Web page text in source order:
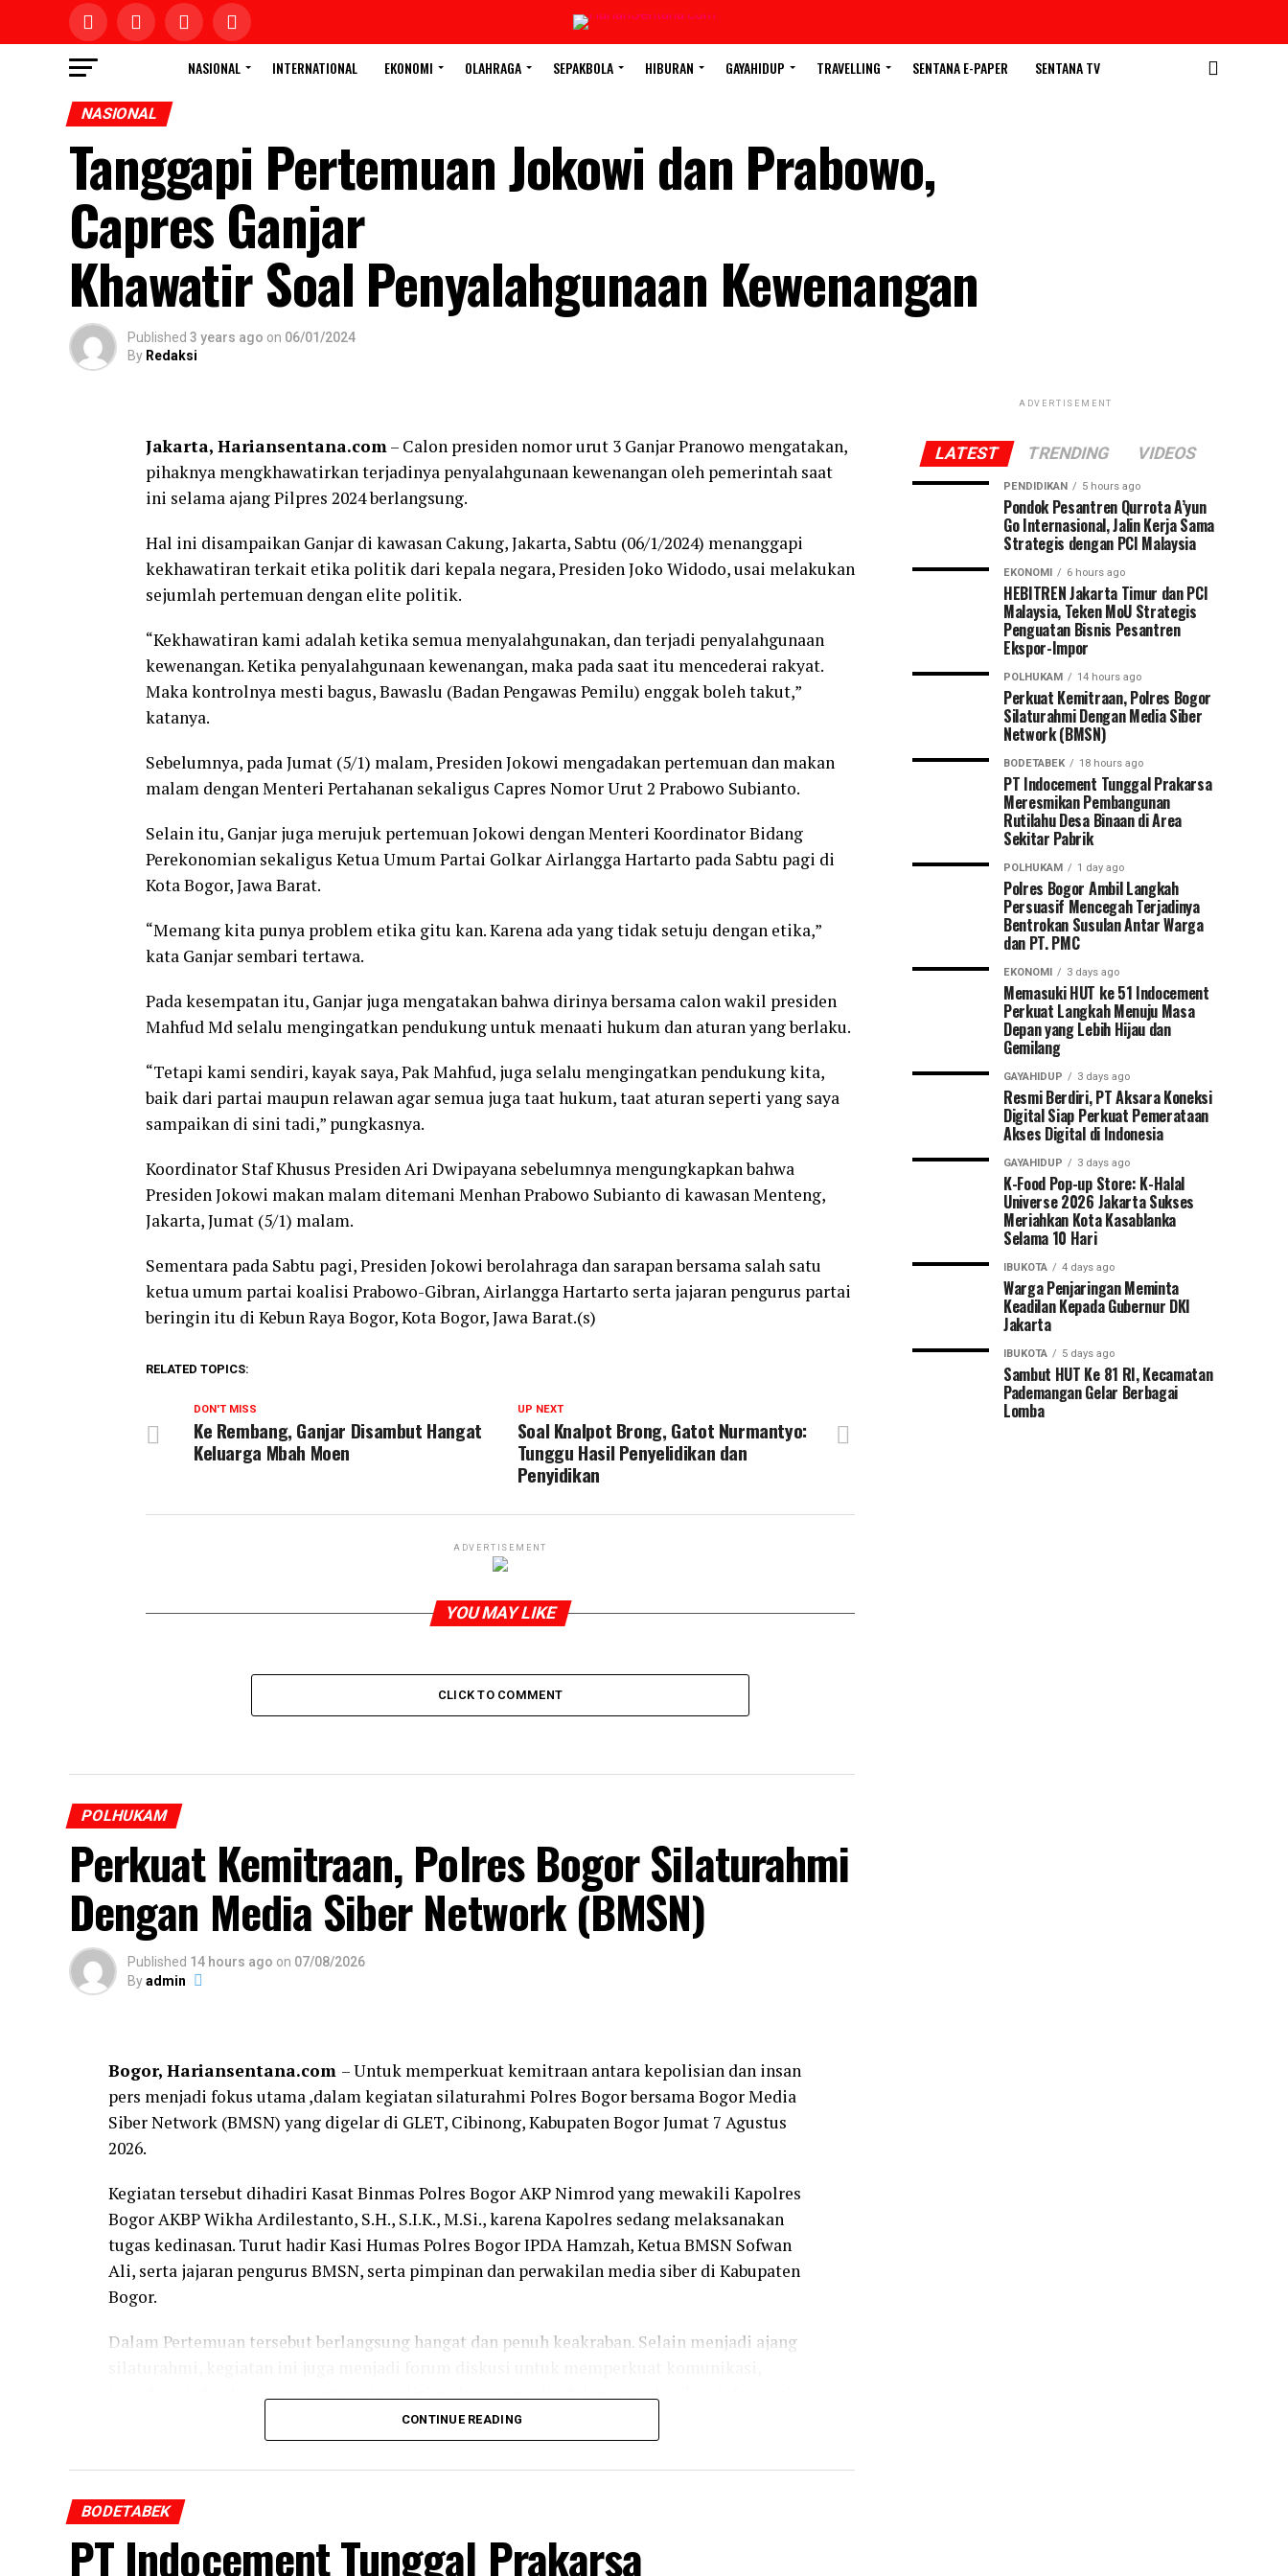
NASIONAL INTERNATIONAL EKONOMI OLAHRAGA SEPAKBOLA HIBURAN GAYAHIDUP TRAVELLING SENTANA E-PAPER SENTANA TV
NASIONAL
Tanggapi Pertemuan Jokowi dan Prabowo,
Capres Ganjar
Khawatir Soal Penyalahgunaan Kewenangan
Published 3 years ago on 06/01/2024
By Redaksi
Jakarta, Hariansentana.com– Calon presiden nomor urut 3 Ganjar Pranowo mengatakan,
pihaknya mengkhawatirkan terjadinya penyalahgunaan kewenangan oleh pemerintah saat
ini selama ajang Pilpres 2024 berlangsung.
Hal ini disampaikan Ganjar di kawasan Cakung, Jakarta, Sabtu (06/1/2024) menanggapi
kekhawatiran terkait etika politik dari kepala negara, Presiden Joko Widodo, usai melakukan
sejumlah pertemuan dengan elite politik.
“Kekhawatiran kami adalah ketika semua menyalahgunakan, dan terjadi penyalahgunaan
kewenangan. Ketika penyalahgunaan kewenangan, maka pada saat itu mencederai rakyat.
Maka kontrolnya mesti bagus, Bawaslu (Badan Pengawas Pemilu) enggak boleh takut,”
katanya.
Sebelumnya, pada Jumat (5/1) malam, Presiden Jokowi mengadakan pertemuan dan makan
malam dengan Menteri Pertahanan sekaligus Capres Nomor Urut 2 Prabowo Subianto.
Selain itu, Ganjar juga merujuk pertemuan Jokowi dengan Menteri Koordinator Bidang
Perekonomian sekaligus Ketua Umum Partai Golkar Airlangga Hartarto pada Sabtu pagi di
Kota Bogor, Jawa Barat.
“Memang kita punya problem etika gitu kan. Karena ada yang tidak setuju dengan etika,”
kata Ganjar sembari tertawa.
Pada kesempatan itu, Ganjar juga mengatakan bahwa dirinya bersama calon wakil presiden
Mahfud Md selalu mengingatkan pendukung untuk menaati hukum dan aturan yang berlaku.
“Tetapi kami sendiri, kayak saya, Pak Mahfud, juga selalu mengingatkan pendukung kita,
baik dari partai maupun relawan agar semua juga taat hukum, taat aturan seperti yang saya
sampaikan di sini tadi,” pungkasnya.
Koordinator Staf Khusus Presiden Ari Dwipayana sebelumnya mengungkapkan bahwa
Presiden Jokowi makan malam ditemani Menhan Prabowo Subianto di kawasan Menteng,
Jakarta, Jumat (5/1) malam.
Sementara pada Sabtu pagi, Presiden Jokowi berolahraga dan sarapan bersama salah satu
ketua umum partai koalisi Prabowo-Gibran, Airlangga Hartarto serta jajaran pengurus partai
beringin itu di Kebun Raya Bogor, Kota Bogor, Jawa Barat.(s)
RELATED TOPICS:
UP NEXT
Soal Knalpot Brong, Gatot Nurmantyo:
Tunggu Hasil Penyelidikan dan
Penyidikan
DON'T MISS
Ke Rembang, Ganjar Disambut Hangat
Keluarga Mbah Moen
ADVERTISEMENT
YOU MAY LIKE
CLICK TO COMMENT
POLHUKAM
Perkuat Kemitraan, Polres Bogor Silaturahmi
Dengan Media Siber Network (BMSN)
Published 14 hours ago on 07/08/2026
Byadmin
Bogor, Hariansentana.com – Untuk memperkuat kemitraan antara kepolisian dan insan
pers menjadi fokus utama ,dalam kegiatan silaturahmi Polres Bogor bersama Bogor Media
Siber Network (BMSN) yang digelar di GLET, Cibinong, Kabupaten Bogor Jumat 7 Agustus
2026.
Kegiatan tersebut dihadiri Kasat Binmas Polres Bogor AKP Nimrod yang mewakili Kapolres
Bogor AKBP Wikha Ardilestanto, S.H., S.I.K., M.Si., karena Kapolres sedang melaksanakan
tugas kedinasan. Turut hadir Kasi Humas Polres Bogor IPDA Hamzah, Ketua BMSN Sofwan
Ali, serta jajaran pengurus BMSN, serta pimpinan dan perwakilan media siber di Kabupaten
Bogor.
Dalam Pertemuan tersebut berlangsung hangat dan penuh keakraban. Selain menjadi ajang
koordinasi, dan kerja sama antara kepolisian dengan media dalam memberikan informasi
yang cepat, akurat, berimbang, dan dapat dipertanggungjawabkan kepada masyarakat.
Dalam sambutan nya Kapolres Bogor yang di wakilkan Kasat Binmas Polres Bogor AKP
strategis kepolisian dalam menjaga keamanan dan ketertiban masyarakat (kamtibmas).
“Saya menyampaikan permohonan maaf dari Bapak Kapolres Bogor AKBP Wikha
CONTINUE READING
BODETABEK
PT Indocement Tunggal Prakarsa
ADVERTISEMENT
LATEST TRENDING VIDEOS
PENDIDIKAN 5 hours ago
Pondok Pesantren Qurrota A’yun
Go Internasional, Jalin Kerja Sama
Strategis dengan PCI Malaysia
EKONOMI 6 hours ago
HEBITREN Jakarta Timur dan PCI
Malaysia, Teken MoU Strategis
Penguatan Bisnis Pesantren
Ekspor-Impor
POLHUKAM 14 hours ago
Perkuat Kemitraan, Polres Bogor
Silaturahmi Dengan Media Siber
Network (BMSN)
BODETABEK 18 hours ago
PT Indocement Tunggal Prakarsa
Meresmikan Pembangunan
Rutilahu Desa Binaan di Area
Sekitar Pabrik
POLHUKAM 1 day ago
Polres Bogor Ambil Langkah
Persuasif Mencegah Terjadinya
Bentrokan Susulan Antar Warga
dan PT. PMC
EKONOMI 3 days ago
Memasuki HUT ke 51 Indocement
Perkuat Langkah Menuju Masa
Depan yang Lebih Hijau dan
Gemilang
GAYAHIDUP 3 days ago
Resmi Berdiri, PT Aksara Koneksi
Digital Siap Perkuat Pemerataan
Akses Digital di Indonesia
GAYAHIDUP 3 days ago
K-Food Pop-up Store: K-Halal
Universe 2026 Jakarta Sukses
Meriahkan Kota Kasablanka
Selama 10 Hari
IBUKOTA 4 days ago
Warga Penjaringan Meminta
Keadilan Kepada Gubernur DKI
Jakarta
IBUKOTA 5 days ago
Sambut HUT Ke 81 RI, Kecamatan
Pademangan Gelar Berbagai
Lomba